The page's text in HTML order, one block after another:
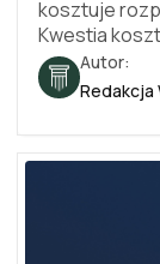
kosztuje
Kwestia
czy decyzja
chcecie
zestawienie
Autor:
Redakcja